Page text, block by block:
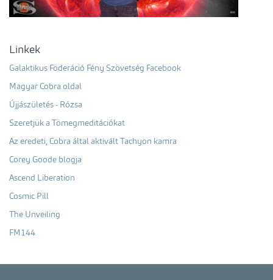
Linkek
Galaktikus Föderáció Fény Szövetség Facebook
Magyar Cobra oldal
Újjászületés - Rózsa
Szeretjük a Tömegmeditációkat
Az eredeti, Cobra által aktivált Tachyon kamra
Corey Goode blogja
Ascend Liberation
Cosmic Pill
The Unveiling
FM144